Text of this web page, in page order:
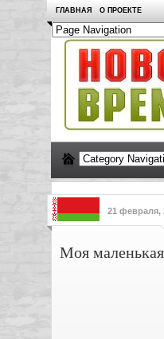
ГЛАВНАЯ О ПРОЕКТЕ
21 февраля,
Моя